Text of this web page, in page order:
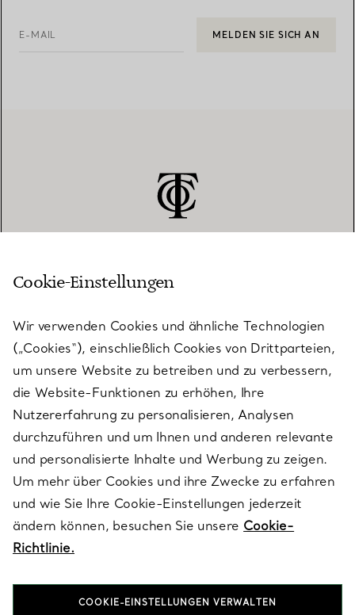
E-MAIL MELDEN SIE SICH AN
KUNDENSERVICE
SERVICES
ÜBER TIFFANY & CO.
RECHTLICHE HINWEISE
FOLGEN SIE UNS
Cookie-Einstellungen
Wir verwenden Cookies und ähnliche Technologien
(„Cookies“), einschließlich Cookies von Drittparteien,
um unsere Website zu betreiben und zu verbessern,
die Website-Funktionen zu erhöhen, Ihre
Nutzererfahrung zu personalisieren, Analysen
durchzuführen und um Ihnen und anderen relevante
und personalisierte Inhalte und Werbung zu zeigen.
Um mehr über Cookies und ihre Zwecke zu erfahren
und wie Sie Ihre Cookie-Einstellungen jederzeit
ändern können, besuchen Sie unsere Cookie-
Richtlinie.
COOKIE-EINSTELLUNGEN VERWALTEN